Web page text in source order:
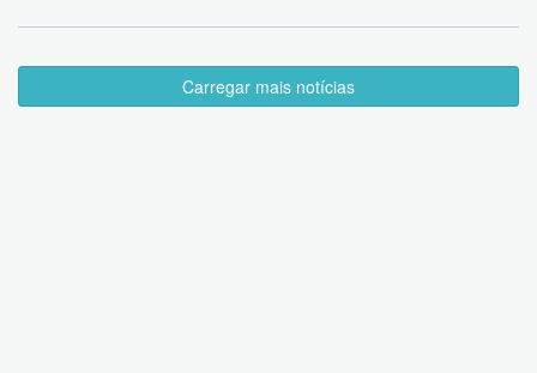
Carregar mais notícias